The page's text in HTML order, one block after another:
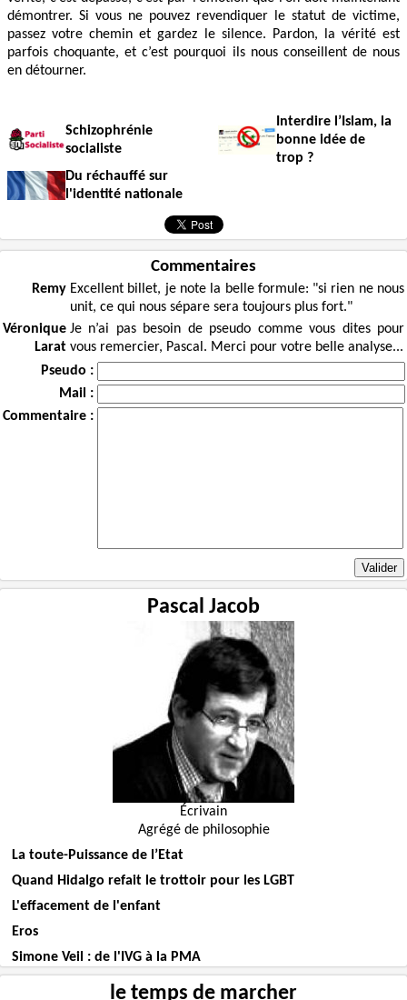
démontrer. Si vous ne pouvez revendiquer le statut de victime,
passez votre chemin et gardez le silence. Pardon, la vérité est
parfois choquante, et c’est pourquoi ils nous conseillent de nous
en détourner.
Schizophrénie
socialiste
Interdire l’Islam, la
bonne idée de
trop ?
Du réchauffé sur
l'identité nationale
Commentaires
Remy Excellent billet, je note la belle formule: "si rien ne nous
unit, ce qui nous sépare sera toujours plus fort."
Véronique
Larat
Je n’ai pas besoin de pseudo comme vous dites pour
vous remercier, Pascal. Merci pour votre belle analyse...
Pseudo :
Mail :
Commentaire :
Pascal Jacob
Écrivain
Agrégé de philosophie
La toute-Puissance de l’Etat
Quand Hidalgo refait le trottoir pour les LGBT
L'effacement de l'enfant
Eros
Simone Veil : de l'IVG à la PMA
le temps de marcher